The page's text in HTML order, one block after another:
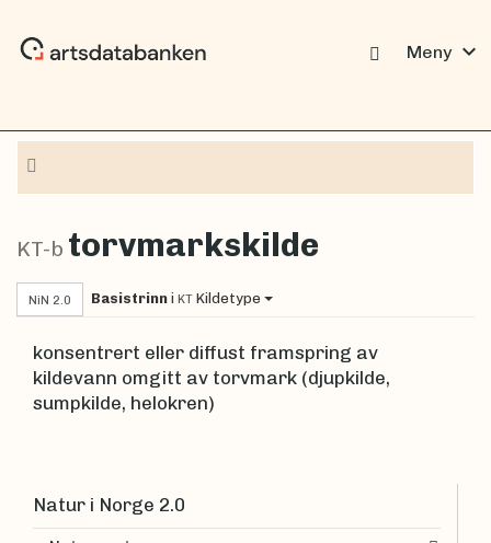
Meny expand_more
KT-b torvmarkskilde
NiN 2.0 Basistrinn i KT Kildetype
konsentrert eller diffust framspring av
kildevann omgitt av torvmark (djupkilde,
sumpkilde, helokren)
Natur i Norge 2.0